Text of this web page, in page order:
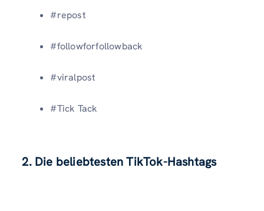
#repost
#followforfollowback
#viralpost
#Tick Tack
2. Die beliebtesten TikTok-Hashtags